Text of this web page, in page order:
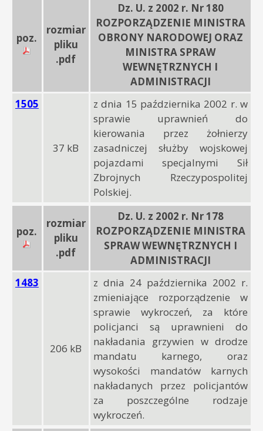
poz.
rozmiar
pliku
.pdf
Dz. U. z 2002 r. Nr 180
ROZPORZĄDZENIE MINISTRA
OBRONY NARODOWEJ ORAZ
MINISTRA SPRAW
WEWNĘTRZNYCH I
ADMINISTRACJI
1505
37 kB
z dnia 15 października 2002 r. w
sprawie uprawnień do
kierowania przez żołnierzy
zasadniczej służby wojskowej
pojazdami specjalnymi Sił
Zbrojnych Rzeczypospolitej
Polskiej.
poz.
rozmiar
pliku
.pdf
Dz. U. z 2002 r. Nr 178
ROZPORZĄDZENIE MINISTRA
SPRAW WEWNĘTRZNYCH I
ADMINISTRACJI
1483
206 kB
z dnia 24 października 2002 r.
zmieniające rozporządzenie w
sprawie wykroczeń, za które
policjanci są uprawnieni do
nakładania grzywien w drodze
mandatu karnego, oraz
wysokości mandatów karnych
nakładanych przez policjantów
za poszczególne rodzaje
wykroczeń.